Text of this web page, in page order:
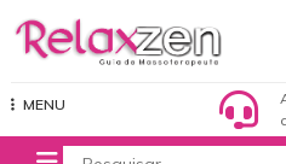
para
Relaxzen Guia de
MENU
Procurar